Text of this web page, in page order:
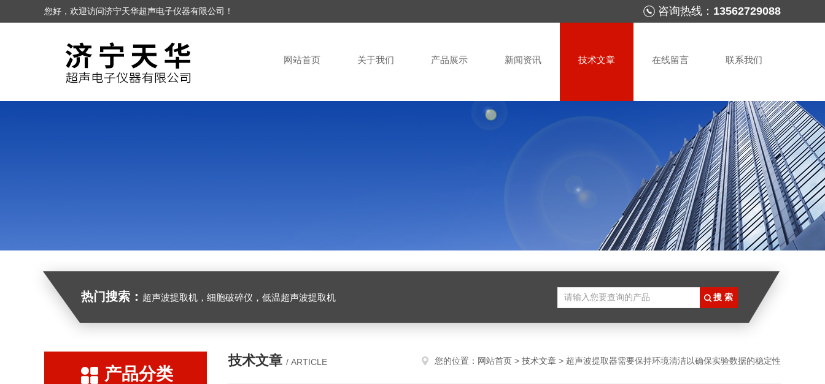
您好，欢迎访问济宁天华超声电子仪器有限公司！ 咨询热线： 13562729088
网站首页 关于我们 产品展示 新闻资讯 技术文章 在线留言 联系我们
热门搜索： 超声波提取机，细胞破碎仪，低温超声波提取机
产品分类
技术文章 / ARTICLE 您的位置： 网站首页 > 技术文章 > 超声波提取器需要保持环境清洁以确保实验数据的稳定性